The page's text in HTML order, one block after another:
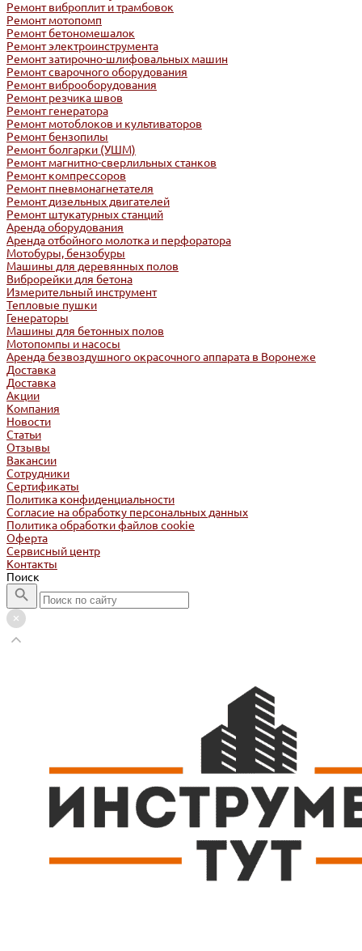
Ремонт виброплит и трамбовок
Ремонт мотопомп
Ремонт бетономешалок
Ремонт электроинструмента
Ремонт затирочно-шлифовальных машин
Ремонт сварочного оборудования
Ремонт виброоборудования
Ремонт резчика швов
Ремонт генератора
Ремонт мотоблоков и культиваторов
Ремонт бензопилы
Ремонт болгарки (УШМ)
Ремонт магнитно-сверлильных станков
Ремонт компрессоров
Ремонт пневмонагнетателя
Ремонт дизельных двигателей
Ремонт штукатурных станций
Аренда оборудования
Аренда отбойного молотка и перфоратора
Мотобуры, бензобуры
Машины для деревянных полов
Виброрейки для бетона
Измерительный инструмент
Тепловые пушки
Генераторы
Машины для бетонных полов
Мотопомпы и насосы
Аренда безвоздушного окрасочного аппарата в Воронеже
Доставка
Доставка
Акции
Компания
Новости
Статьи
Отзывы
Вакансии
Сотрудники
Сертификаты
Политика конфиденциальности
Согласие на обработку персональных данных
Политика обработки файлов cookie
Оферта
Сервисный центр
Контакты
Поиск